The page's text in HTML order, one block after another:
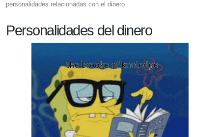
personalidades relacionadas con el dinero.
Personalidades del dinero